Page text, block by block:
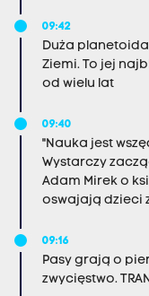
09:42
Duża
Ziemi. To jej
od wielu lat
09:40
"Nauka jest
Wystarczy
Adam Mirek o
oswajają dzieci
09:16
Pasy grają o
zwycięstwo.